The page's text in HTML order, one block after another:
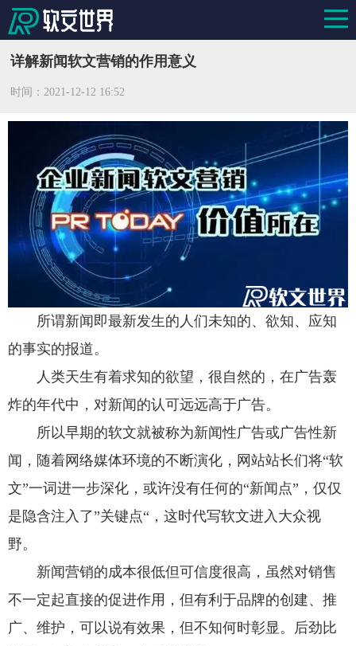
详解新闻软文营销的作用意义
时间：2021-12-12 16:52
所谓新闻即最新发生的人们未知的、欲知、应知
的事实的报道。
人类天生有着求知的欲望，很自然的，在广告轰
炸的年代中，对新闻的认可远远高于广告。
所以早期的软文就被称为新闻性广告或广告性新
闻，随着网络媒体环境的不断演化，网站站长们将“软
文”一词进一步深化，或许没有任何的“新闻点”，仅仅
是隐含注入了”关键点“，这时代写软文进入大众视
野。
新闻营销的成本很低但可信度很高，虽然对销售
不一定起直接的促进作用，但有利于品牌的创建、推
广、维护，可以说有效果，但不知何时彰显。后劲比